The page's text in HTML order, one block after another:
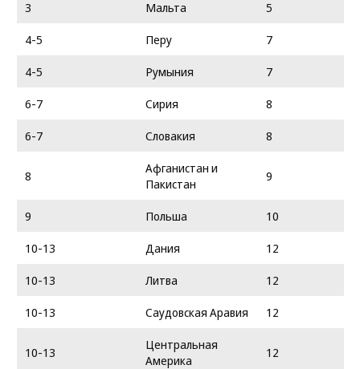
3
Мальта
5
4-5
Перу
7
4-5
Румыния
7
6-7
Сирия
8
6-7
Словакия 8
8
Афганистан и
Пакистан
9
9 Польша
10
10-13
Дания
12
10-13
Литва
12
10-13
Саудовская Аравия 12
10-13
Центральная
Америка
12